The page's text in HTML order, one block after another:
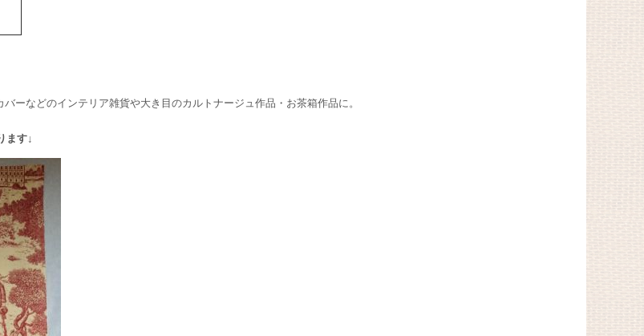
ーなどのインテリア雑貨や大き目のカルトナージュ作品・お茶箱作品に。
ます↓